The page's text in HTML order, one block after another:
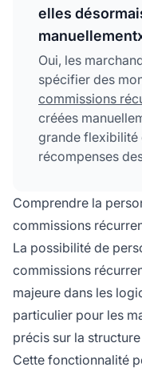
elles
Oui, les
spécifier des
commissions
créées
grande flexibilité
récompenses
Comprendre la
commissions
La possibilité de
commissions
majeure dans les
particulier pour les
précis sur la
Cette fonctionnalité